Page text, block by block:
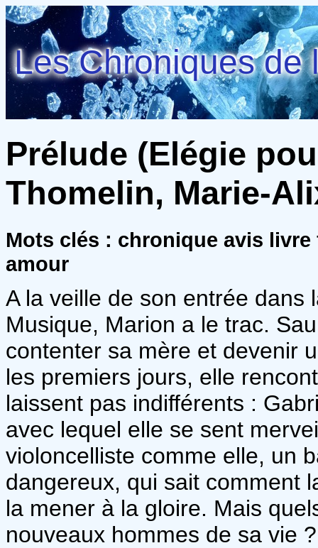
Les Chroniques de
Prélude (Elégie
Thomelin, Marie-
Mots clés : chronique avis
amour
A la veille de son entrée dans
Musique, Marion a le trac.
contenter sa mère et devenir
les premiers jours, elle
laissent pas indifférents :
avec lequel elle se sent
violoncelliste comme elle, un
dangereux, qui sait comment
la mener à la gloire. Mais
nouveaux hommes de sa vie ?